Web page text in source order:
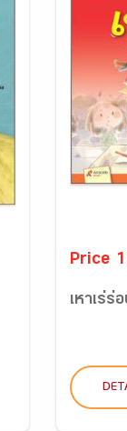
Price
เหาเร่ร่